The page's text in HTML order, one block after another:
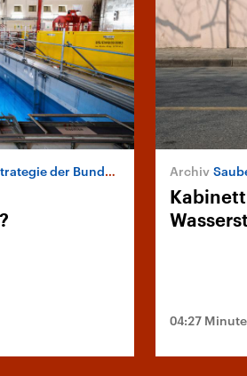
der Bundesregierung
04:27